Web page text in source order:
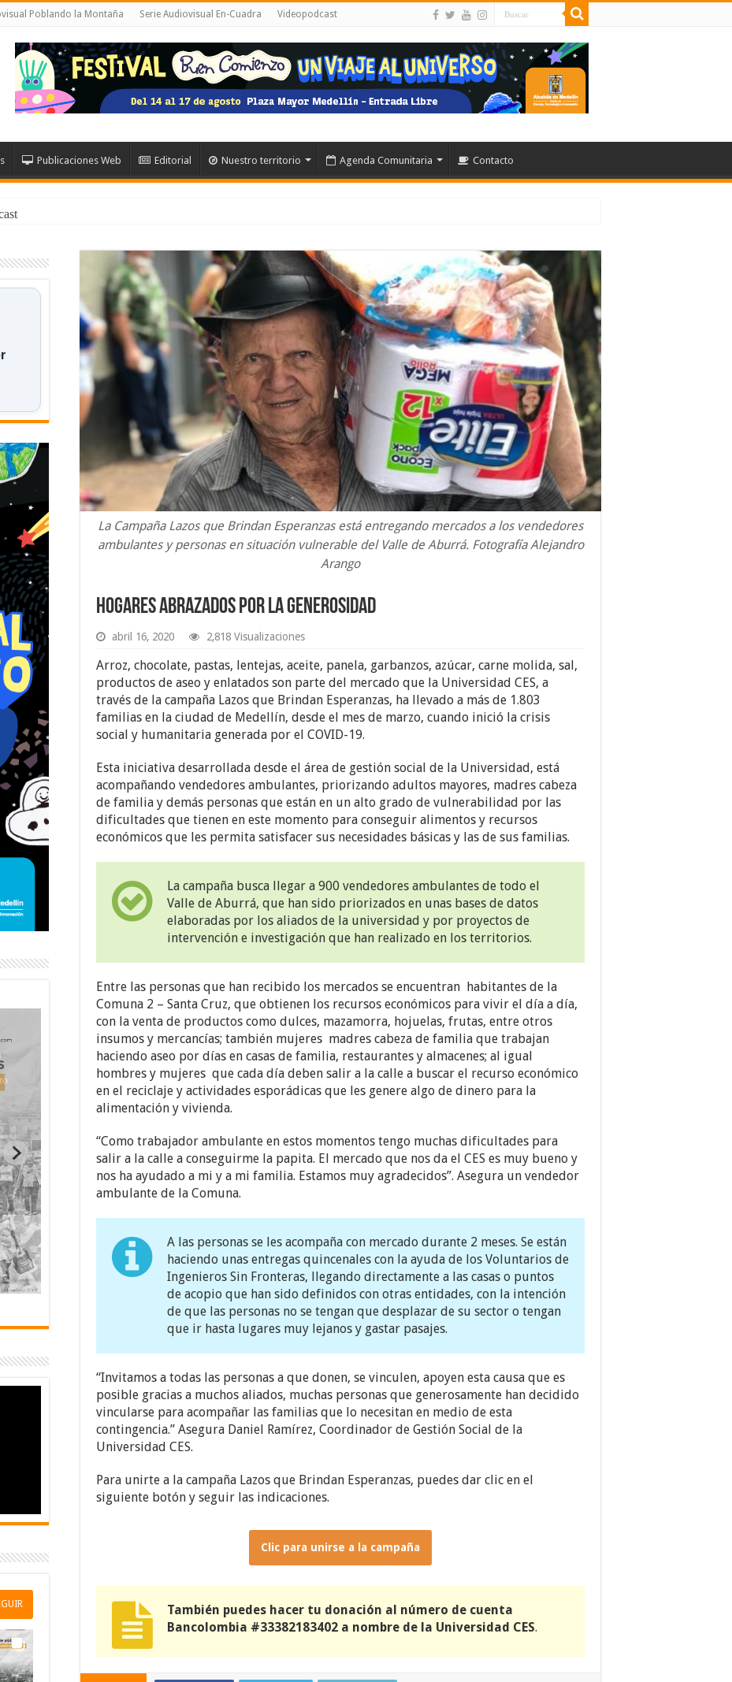
Poblando la Montaña Serie Audiovisual En-Cuadra Videopodcast
Publicaciones Web Editorial Nuestro territorio Agenda Comunitaria Contacto
La Campaña Lazos que Brindan Esperanzas está entregando mercados a los vendedores
ambulantes y personas en situación vulnerable del Valle de Aburrá. Fotografía Alejandro
Arango
Hogares abrazados por la generosidad
abril 16, 2020 2,818 Visualizaciones
Arroz, chocolate, pastas, lentejas, aceite, panela, garbanzos, azúcar, carne molida, sal,
productos de aseo y enlatados son parte del mercado que la Universidad CES, a
través de la campaña Lazos que Brindan Esperanzas, ha llevado a más de 1.803
familias en la ciudad de Medellín, desde el mes de marzo, cuando inició la crisis
social y humanitaria generada por el COVID-19.
Esta iniciativa desarrollada desde el área de gestión social de la Universidad, está
acompañando vendedores ambulantes, priorizando adultos mayores, madres cabeza
de familia y demás personas que están en un alto grado de vulnerabilidad por las
dificultades que tienen en este momento para conseguir alimentos y recursos
económicos que les permita satisfacer sus necesidades básicas y las de sus familias.
La campaña busca llegar a 900 vendedores ambulantes de todo el
Valle de Aburrá, que han sido priorizados en unas bases de datos
elaboradas por los aliados de la universidad y por proyectos de
intervención e investigación que han realizado en los territorios.
Entre las personas que han recibido los mercados se encuentran habitantes de la
Comuna 2 – Santa Cruz, que obtienen los recursos económicos para vivir el día a día,
con la venta de productos como dulces, mazamorra, hojuelas, frutas, entre otros
insumos y mercancías; también mujeres madres cabeza de familia que trabajan
haciendo aseo por días en casas de familia, restaurantes y almacenes; al igual
hombres y mujeres que cada día deben salir a la calle a buscar el recurso económico
en el reciclaje y actividades esporádicas que les genere algo de dinero para la
alimentación y vivienda.
“Como trabajador ambulante en estos momentos tengo muchas dificultades para
salir a la calle a conseguirme la papita. El mercado que nos da el CES es muy bueno y
nos ha ayudado a mi y a mi familia. Estamos muy agradecidos”. Asegura un vendedor
ambulante de la Comuna.
A las personas se les acompaña con mercado durante 2 meses. Se están
haciendo unas entregas quincenales con la ayuda de los Voluntarios de
Ingenieros Sin Fronteras, llegando directamente a las casas o puntos
de acopio que han sido definidos con otras entidades, con la intención
de que las personas no se tengan que desplazar de su sector o tengan
que ir hasta lugares muy lejanos y gastar pasajes.
“Invitamos a todas las personas a que donen, se vinculen, apoyen esta causa que es
posible gracias a muchos aliados, muchas personas que generosamente han decidido
vincularse para acompañar las familias que lo necesitan en medio de esta
contingencia.” Asegura Daniel Ramírez, Coordinador de Gestión Social de la
Universidad CES.
Para unirte a la campaña Lazos que Brindan Esperanzas, puedes dar clic en el
siguiente botón y seguir las indicaciones.
Clic para unirse a la campaña
También puedes hacer tu donación al número de cuenta
Bancolombia #33382183402 a nombre de la Universidad CES.